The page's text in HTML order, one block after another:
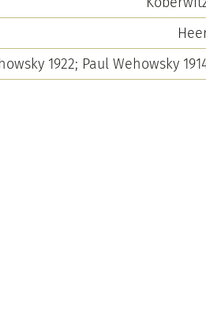
1922; Paul Wehowsky